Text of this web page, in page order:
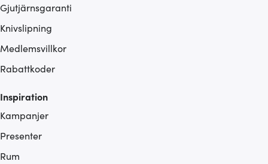
Gjutjärnsgaranti
Knivslipning
Medlemsvillkor
Rabattkoder
Inspiration
Kampanjer
Presenter
Rum